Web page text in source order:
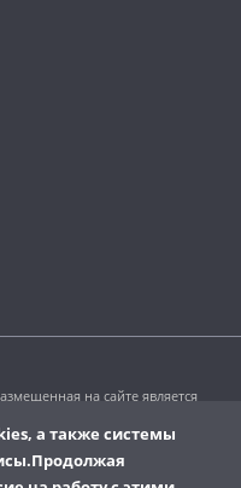
на сайте является
допускается только
а также системы
Продолжая